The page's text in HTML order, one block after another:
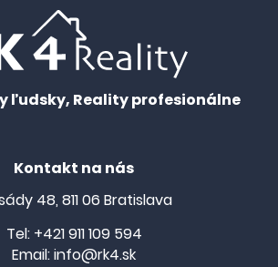
ľudsky, Reality profesionálne
Kontakt na nás
48, 811 06 Bratislava
Tel: +421 911 109 594
Email:info@rk4.sk